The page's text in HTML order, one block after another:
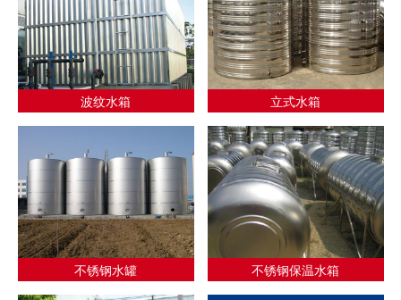
波纹水箱 立式水箱
不锈钢水罐 不锈钢保温水箱